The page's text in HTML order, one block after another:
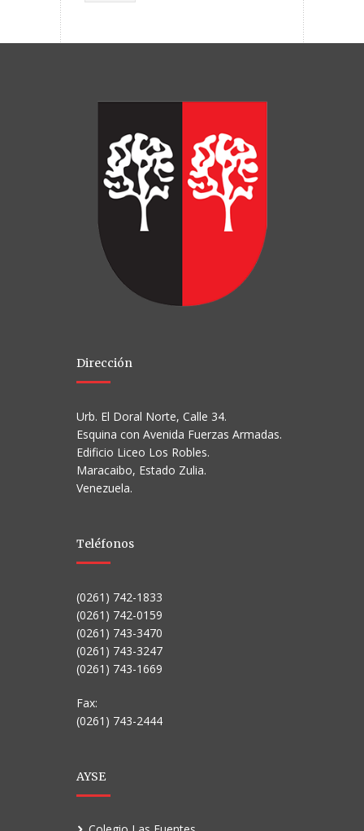
Dirección
Urb. El Doral Norte, Calle 34.
Esquina con Avenida Fuerzas Armadas.
Edificio Liceo Los Robles.
Maracaibo, Estado Zulia.
Venezuela.
Teléfonos
(0261) 742-1833
(0261) 742-0159
(0261) 743-3470
(0261) 743-3247
(0261) 743-1669
Fax:
(0261) 743-2444
AYSE